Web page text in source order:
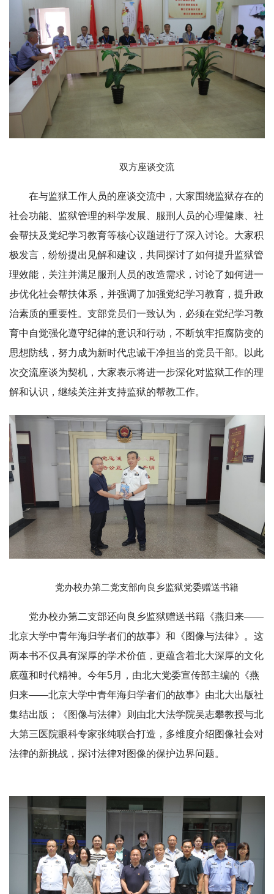
双方座谈交流
在与监狱工作人员的座谈交流中，大家围绕监狱存在的
社会功能、监狱管理的科学发展、服刑人员的心理健康、社
会帮扶及党纪学习教育等核心议题进行了深入讨论。大家积
极发言，纷纷提出见解和建议，共同探讨了如何提升监狱管
理效能，关注并满足服刑人员的改造需求，讨论了如何进一
步优化社会帮扶体系，并强调了加强党纪学习教育，提升政
治素质的重要性。支部党员们一致认为，必须在党纪学习教
育中自觉强化遵守纪律的意识和行动，不断筑牢拒腐防变的
思想防线，努力成为新时代忠诚干净担当的党员干部。以此
次交流座谈为契机，大家表示将进一步深化对监狱工作的理
解和认识，继续关注并支持监狱的帮教工作。
党办校办第二党支部向良乡监狱党委赠送书籍
党办校办第二支部还向良乡监狱赠送书籍《燕归来——
北京大学中青年海归学者们的故事》和《图像与法律》。这
两本书不仅具有深厚的学术价值，更蕴含着北大深厚的文化
底蕴和时代精神。今年5月，由北大党委宣传部主编的《燕
归来——北京大学中青年海归学者们的故事》由北大出版社
集结出版；《图像与法律》则由北大法学院吴志攀教授与北
大第三医院眼科专家张纯联合打造，多维度介绍图像社会对
法律的新挑战，探讨法律对图像的保护边界问题。